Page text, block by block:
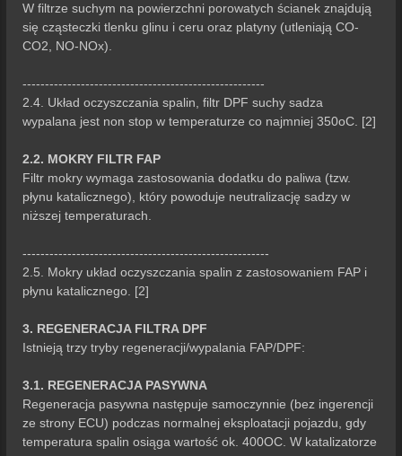
W filtrze suchym na powierzchni porowatych ścianek znajdują
się cząsteczki tlenku glinu i ceru oraz platyny (utleniają CO-
CO2, NO-NOx).
------------------------------------------------------
2.4. Układ oczyszczania spalin, filtr DPF suchy sadza
wypalana jest non stop w temperaturze co najmniej 350oC. [2]
2.2. MOKRY FILTR FAP
Filtr mokry wymaga zastosowania dodatku do paliwa (tzw.
płynu katalicznego), który powoduje neutralizację sadzy w
niższej temperaturach.
-------------------------------------------------------
2.5. Mokry układ oczyszczania spalin z zastosowaniem FAP i
płynu katalicznego. [2]
3. REGENERACJA FILTRA DPF
Istnieją trzy tryby regeneracji/wypalania FAP/DPF:
3.1. REGENERACJA PASYWNA
Regeneracja pasywna następuje samoczynnie (bez ingerencji
ze strony ECU) podczas normalnej eksploatacji pojazdu, gdy
temperatura spalin osiąga wartość ok. 400OC. W katalizatorze